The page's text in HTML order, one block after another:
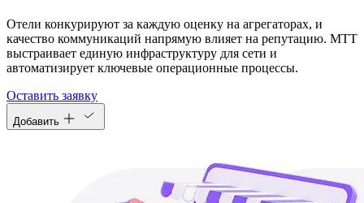
Отели конкурируют за каждую оценку на агрегаторах, и
качество коммуникаций напрямую влияет на репутацию. МТТ
выстраивает единую инфраструктуру для сети и
автоматизирует ключевые операционные процессы.
Оставить заявку
Добавить